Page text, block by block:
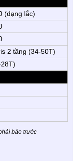
(dạng lắc)
2 tầng (34-50T)
báo trước